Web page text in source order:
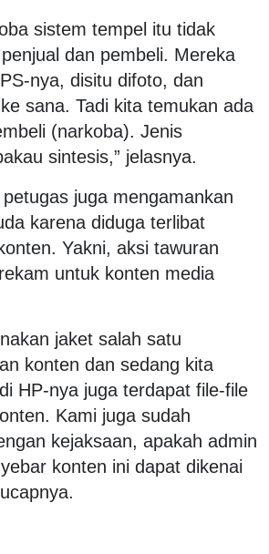
sistem tempel itu tidak
dan pembeli. Mereka
nya, disitu difoto, dan
sana. Tadi kita temukan ada
(narkoba). Jenis
sintesis,” jelasnya.
juga mengamankan
karena diduga terlibat
Yakni, aksi tawuran
untuk konten media
jaket salah satu
konten dan sedang kita
HP-nya juga terdapat file-file
Kami juga sudah
kejaksaan, apakah admin
konten ini dapat dikenai